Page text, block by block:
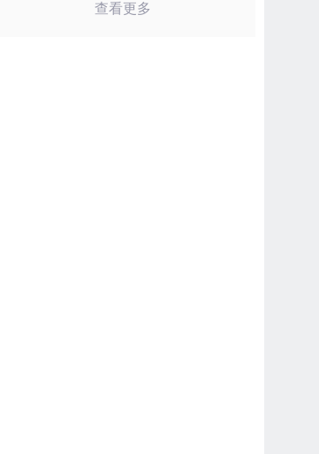
查看更多